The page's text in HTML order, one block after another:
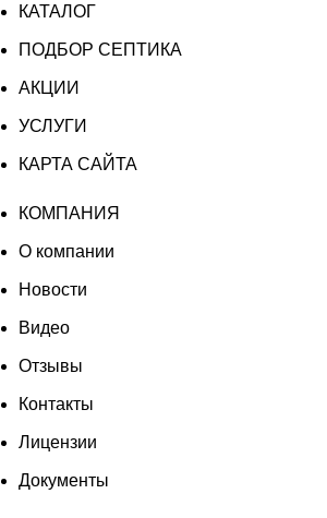
КАТАЛОГ
ПОДБОР СЕПТИКА
АКЦИИ
УСЛУГИ
КАРТА САЙТА
КОМПАНИЯ
О компании
Новости
Видео
Отзывы
Контакты
Лицензии
Документы